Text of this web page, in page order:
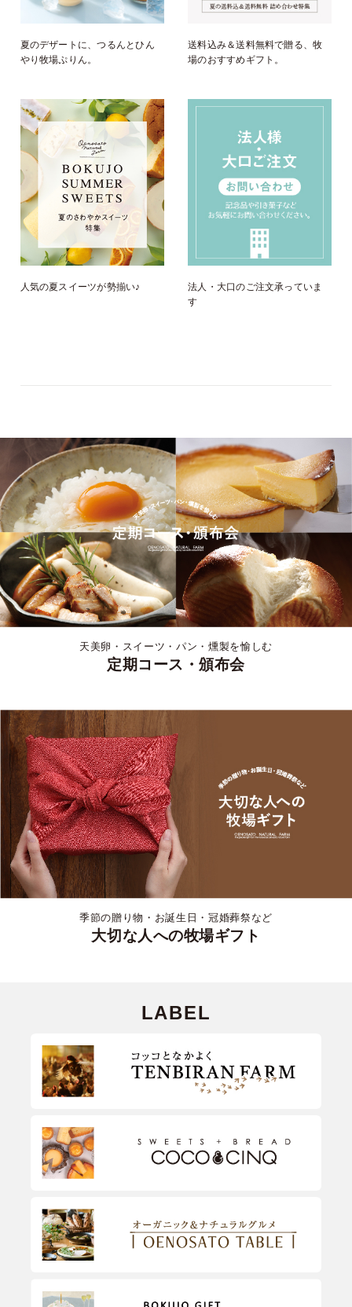
夏のデザートに、つるんとひん
やり牧場ぷりん。
送料込み＆送料無料で贈る、牧
場のおすすめギフト。
人気の夏スイーツが勢揃い♪
法人・大口のご注文承っていま
す
天美卵・スイーツ・パン・燻製を愉しむ
定期コース・頒布会
季節の贈り物・お誕生日・冠婚葬祭など
大切な人への牧場ギフト
LABEL